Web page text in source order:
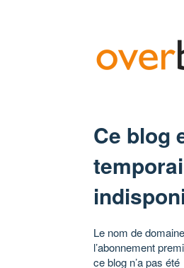
Ce blog
Le nom de
l’abonnement
ce blog n’a pas été